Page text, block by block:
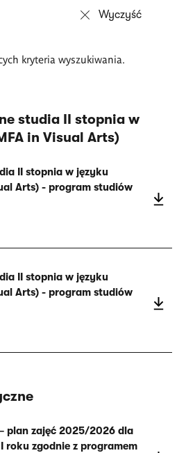
kryteria wyszukiwania.
studia II stopnia w
in Visual Arts)
II stopnia w języku
Arts) - program studiów
II stopnia w języku
Arts) - program studiów
plan zajęć 2025/2026 dla
roku zgodnie z programem